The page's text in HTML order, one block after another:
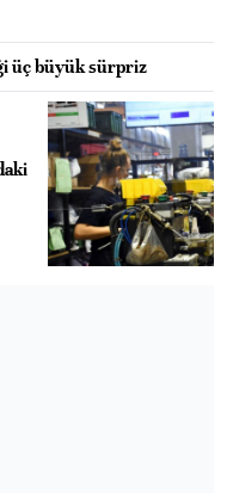
üç büyük sürpriz